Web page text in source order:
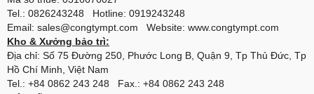
Tel.: 0826243248 Hotline: 0919243248
Email: sales@congtympt.com Website: www.congtympt.com
Kho & Xưởng bảo trì:
Địa chỉ: Số 75 Đường 250, Phước Long B, Quận 9, Tp Thủ Đức, Tp
Hồ Chí Minh, Việt Nam
Tel.: +84 0862 243 248 Fax.: +84 0862 243 248